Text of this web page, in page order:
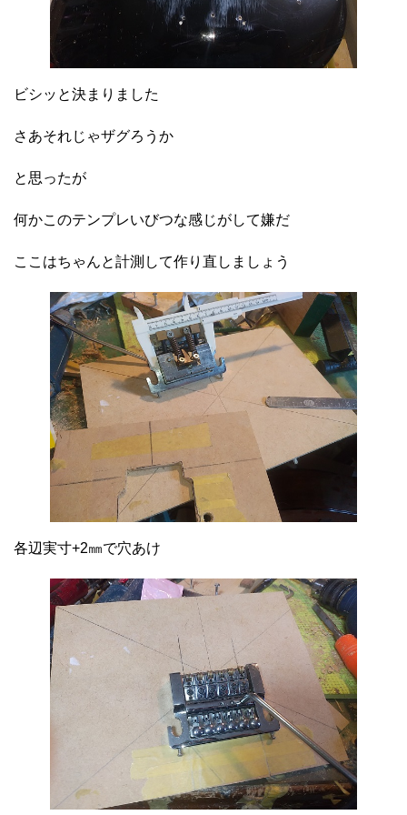
ビシッと決まりました
さあそれじゃザグろうか
と思ったが
何かこのテンプレいびつな感じがして嫌だ
ここはちゃんと計測して作り直しましょう
各辺実寸+2㎜で穴あけ